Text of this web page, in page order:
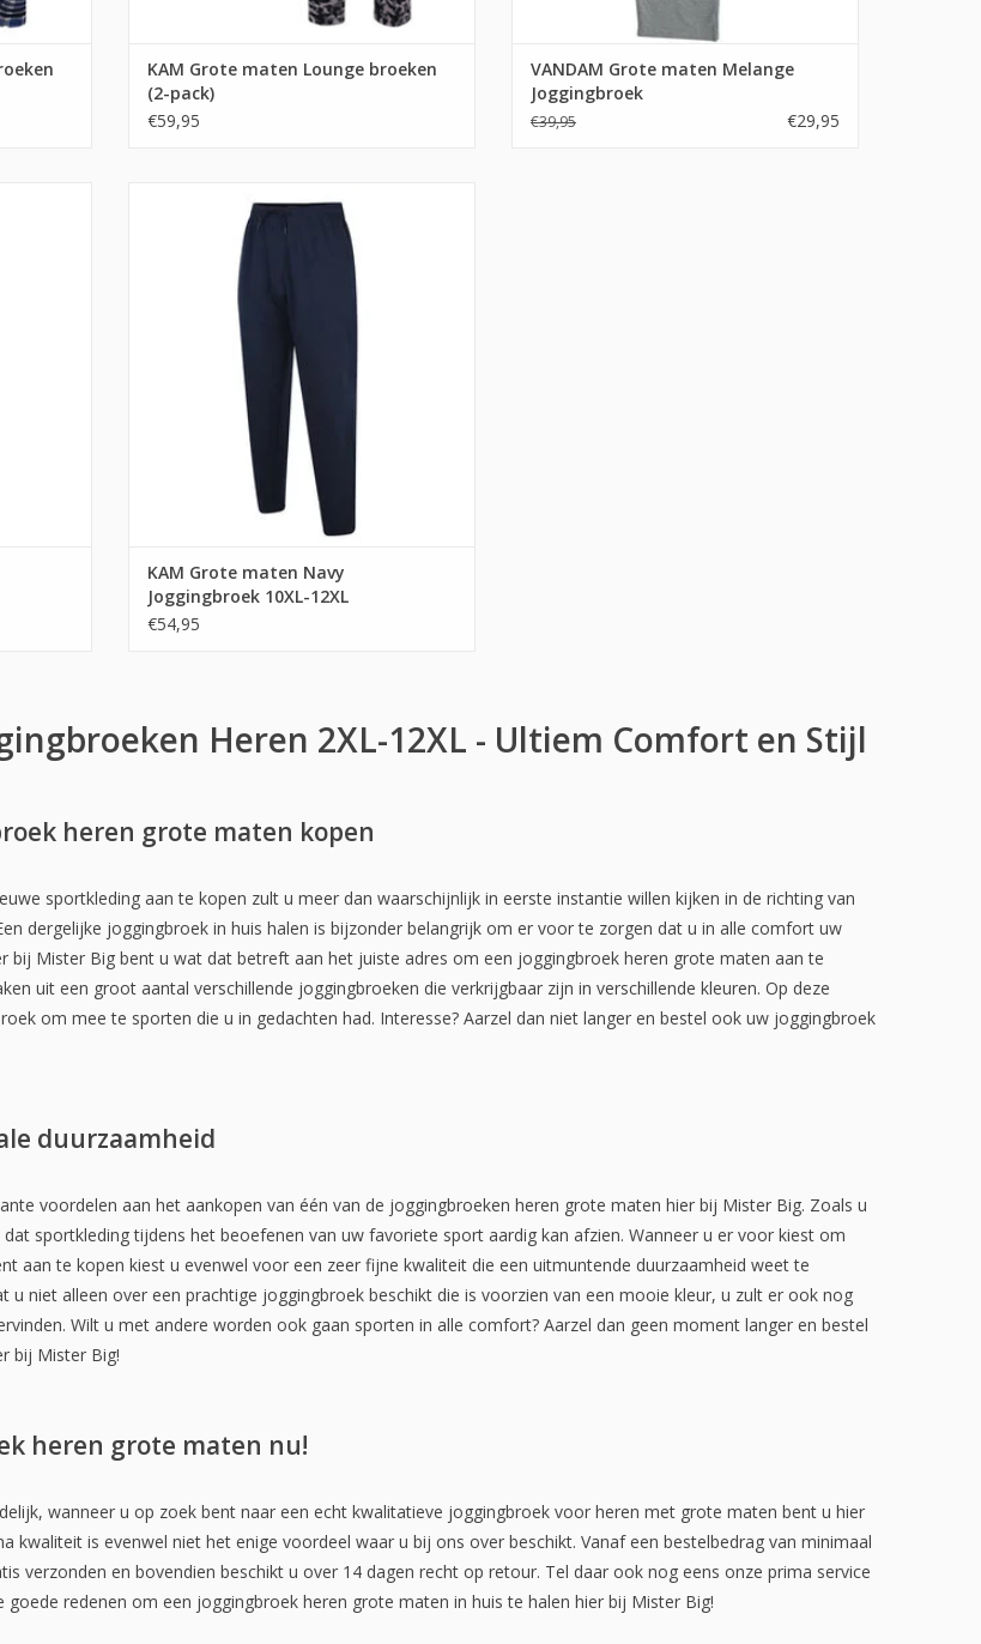
KAM Grote maten Lounge broeken
(2-pack)
€59,95
VANDAM Grote maten Melange
Joggingbroek
€39,95 €29,95
KAM Grote maten Navy
Joggingbroek 10XL-12XL
€54,95
Heren 2XL-12XL - Ultiem Comfort en Stijl
heren grote maten kopen
sportkleding aan te kopen zult u meer dan waarschijnlijk in eerste instantie willen kijken in de richting van
dergelijke joggingbroek in huis halen is bijzonder belangrijk om er voor te zorgen dat u in alle comfort uw
bij Mister Big bent u wat dat betreft aan het juiste adres om een joggingbroek heren grote maten aan te
uit een groot aantal verschillende joggingbroeken die verkrijgbaar zijn in verschillende kleuren. Op deze
om mee te sporten die u in gedachten had. Interesse? Aarzel dan niet langer en bestel ook uw joggingbroek
duurzaamheid
voordelen aan het aankopen van één van de joggingbroeken heren grote maten hier bij Mister Big. Zoals u
sportkleding tijdens het beoefenen van uw favoriete sport aardig kan afzien. Wanneer u er voor kiest om
aan te kopen kiest u evenwel voor een zeer fijne kwaliteit die een uitmuntende duurzaamheid weet te
u niet alleen over een prachtige joggingbroek beschikt die is voorzien van een mooie kleur, u zult er ook nog
Wilt u met andere worden ook gaan sporten in alle comfort? Aarzel dan geen moment langer en bestel
bij Mister Big!
heren grote maten nu!
wanneer u op zoek bent naar een echt kwalitatieve joggingbroek voor heren met grote maten bent u hier
kwaliteit is evenwel niet het enige voordeel waar u bij ons over beschikt. Vanaf een bestelbedrag van minimaal
verzonden en bovendien beschikt u over 14 dagen recht op retour. Tel daar ook nog eens onze prima service
redenen om een joggingbroek heren grote maten in huis te halen hier bij Mister Big!